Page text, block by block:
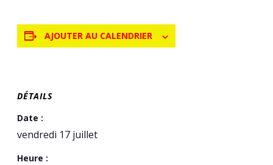
AJOUTER AU CALENDRIER
DÉTAILS
Date :
vendredi 17 juillet
Heure :